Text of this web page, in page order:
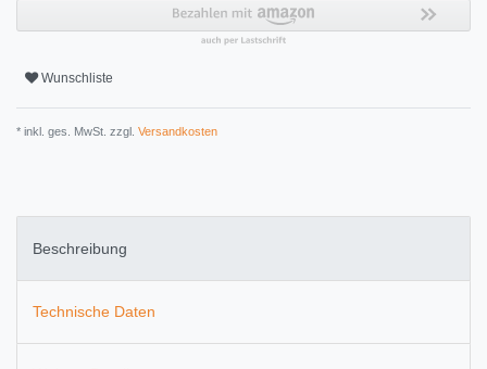
Wunschliste
* inkl. ges. MwSt. zzgl. Versandkosten
Beschreibung
Technische Daten